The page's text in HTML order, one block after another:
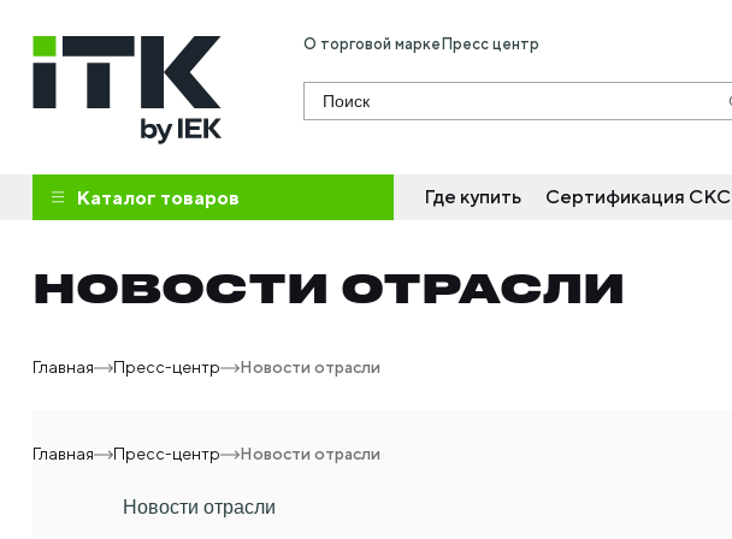
О торговой марке Пресс центр
Поиск
Каталог товаров Где купить Сертификация СКС
НОВОСТИ ОТРАСЛИ
Главная Пресс-центр Новости отрасли
Главная Пресс-центр Новости отрасли
Новости отрасли